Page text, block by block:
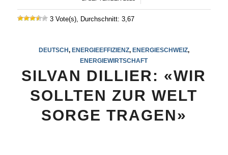
3 Vote(s), Durchschnitt: 3,67
DEUTSCH, ENERGIEEFFIZIENZ, ENERGIESCHWEIZ,
ENERGIEWIRTSCHAFT
SILVAN DILLIER: «WIR
SOLLTEN ZUR WELT
SORGE TRAGEN»